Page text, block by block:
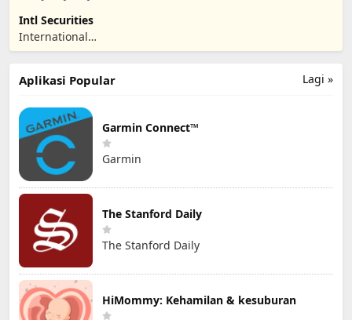
Intl Securities
International
Securities LLC
Lagi »
Aplikasi Popular
Garmin Connect™
Garmin
The Stanford Daily
The Stanford Daily
HiMommy: Kehamilan & kesuburan